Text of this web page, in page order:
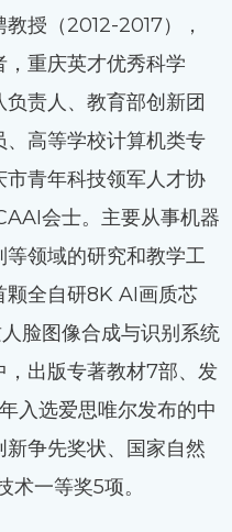
授（2012-2017），
重庆英才优秀科学
责人、教育部创新团
高等学校计算机类专
青年科技领军人才协
会士。主要从事机器
领域的研究和教学工
颗全自研8K AI画质芯
脸图像合成与识别系统
出版专著教材7部、发
入选爱思唯尔发布的中
争先奖状、国家自然
术一等奖5项。